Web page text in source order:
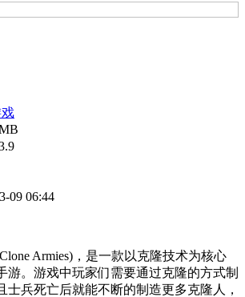
09 06:44
Armies)，是一款以克隆技术为核心
游。游戏中玩家们需要通过克隆的方式制
士兵死亡后就能不断的制造更多克隆人，